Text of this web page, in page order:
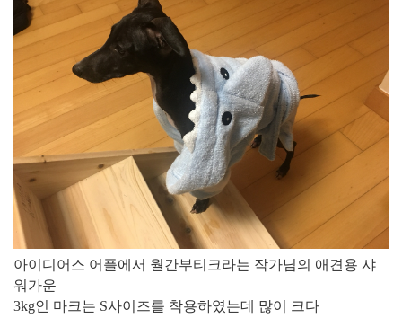
아이디어스 어플에서 월간부티크라는 작가님의 애견용 샤
워가운
3kg인 마크는 S사이즈를 착용하였는데 많이 크다